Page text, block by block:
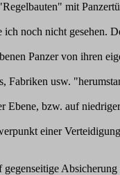
mit
noch nicht gesehen.
Panzer von ihren
Fabriken usw.
Ebene, bzw. auf
einer
Absicherung